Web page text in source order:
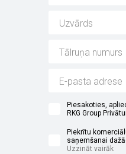
Piesakoties,
RKG Group
Piekrītu
saņemšanai
Uzzināt vairāk